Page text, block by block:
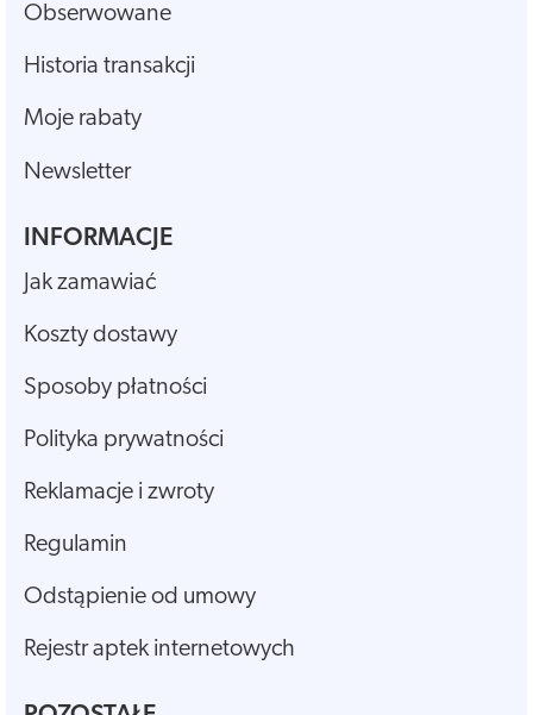
Obserwowane
Historia transakcji
Moje rabaty
Newsletter
INFORMACJE
Jak zamawiać
Koszty dostawy
Sposoby płatności
Polityka prywatności
Reklamacje i zwroty
Regulamin
Odstąpienie od umowy
Rejestr aptek internetowych